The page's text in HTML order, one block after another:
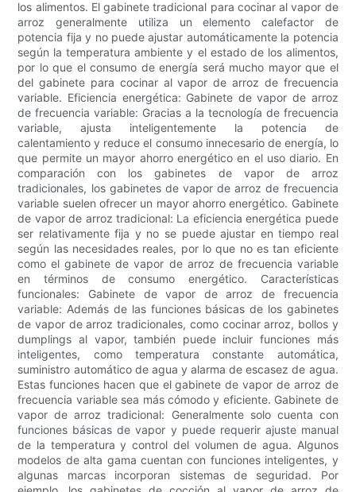
los alimentos. El gabinete tradicional para cocinar al vapor de
arroz generalmente utiliza un elemento calefactor de
potencia fija y no puede ajustar automáticamente la potencia
según la temperatura ambiente y el estado de los alimentos,
por lo que el consumo de energía será mucho mayor que el
del gabinete para cocinar al vapor de arroz de frecuencia
variable. Eficiencia energética: Gabinete de vapor de arroz
de frecuencia variable: Gracias a la tecnología de frecuencia
variable, ajusta inteligentemente la potencia de
calentamiento y reduce el consumo innecesario de energía, lo
que permite un mayor ahorro energético en el uso diario. En
comparación con los gabinetes de vapor de arroz
tradicionales, los gabinetes de vapor de arroz de frecuencia
variable suelen ofrecer un mayor ahorro energético. Gabinete
de vapor de arroz tradicional: La eficiencia energética puede
ser relativamente fija y no se puede ajustar en tiempo real
según las necesidades reales, por lo que no es tan eficiente
como el gabinete de vapor de arroz de frecuencia variable
en términos de consumo energético. Características
funcionales: Gabinete de vapor de arroz de frecuencia
variable: Además de las funciones básicas de los gabinetes
de vapor de arroz tradicionales, como cocinar arroz, bollos y
dumplings al vapor, también puede incluir funciones más
inteligentes, como temperatura constante automática,
suministro automático de agua y alarma de escasez de agua.
Estas funciones hacen que el gabinete de vapor de arroz de
frecuencia variable sea más cómodo y eficiente. Gabinete de
vapor de arroz tradicional: Generalmente solo cuenta con
funciones básicas de vapor y puede requerir ajuste manual
de la temperatura y control del volumen de agua. Algunos
modelos de alta gama cuentan con funciones inteligentes, y
algunas marcas incorporan sistemas de seguridad. Por